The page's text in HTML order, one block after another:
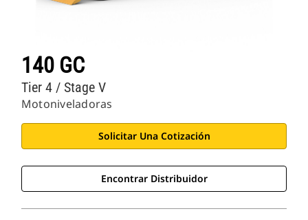
140 GC
Motoniveladoras
Tier 4 / Stage V
Solicitar Una Cotización
Encontrar Distribuidor